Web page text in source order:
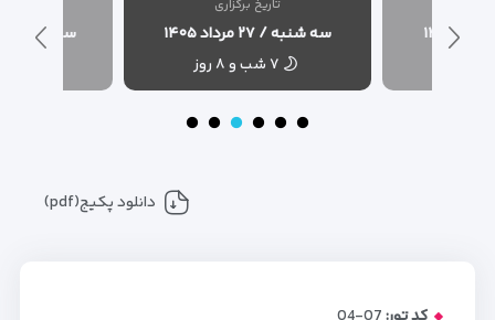
تاریخ برگزاری
سه شنبه / ۲۷ مرداد ۱۴۰۵
۷ شب و ۸ روز
سه شنبه / ۳ شهریور ۱۴۰۵
دانلود پکیج(pdf)